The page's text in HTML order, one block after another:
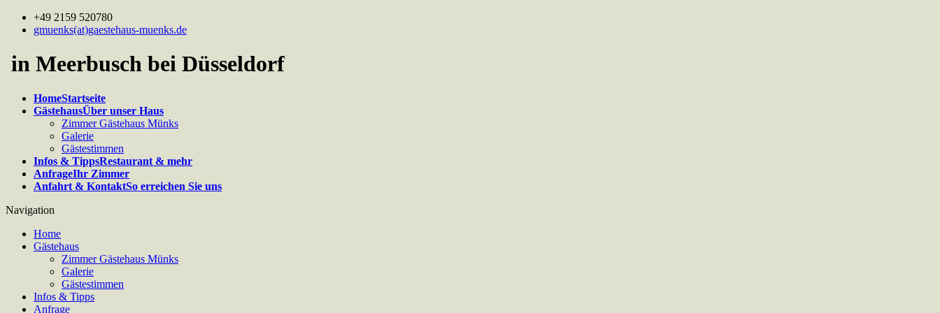
+49 2159 520780
gmuenks(at)gaestehaus-muenks.de
in Meerbusch bei Düsseldorf
HomeStartseite
GästehausÜber unser Haus
Zimmer Gästehaus Münks
Galerie
Gästestimmen
Infos & TippsRestaurant & mehr
AnfrageIhr Zimmer
Anfahrt & KontaktSo erreichen Sie uns
Navigation
Home
Gästehaus
Zimmer Gästehaus Münks
Galerie
Gästestimmen
Infos & Tipps
Anfrage